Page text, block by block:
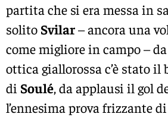
partita che si era messa in
solito Svilar– ancora una
come migliore in campo –
ottica giallorossa c’è stato il
di Soulé, da applausi il gol
l’ennesima prova frizzante di